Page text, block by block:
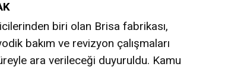
biri olan Brisa fabrikası,
bakım ve revizyon çalışmaları
ara verileceği duyuruldu. Kamu